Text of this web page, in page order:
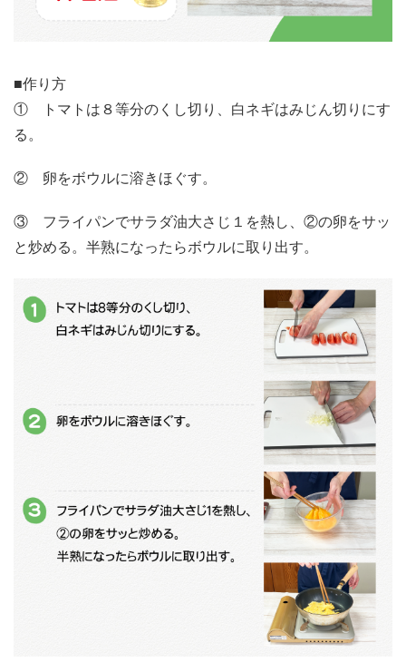
■作り方
① トマトは８等分のくし切り、白ネギはみじん切りにす
る。
② 卵をボウルに溶きほぐす。
③ フライパンでサラダ油大さじ１を熱し、②の卵をサッ
と炒める。半熟になったらボウルに取り出す。